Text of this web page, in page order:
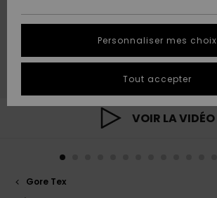
A
Découvrir
A
Découvrir
tailles
conversation
pour
QUIKSILVER
VOIR LA VIDÉO
Gore Tex
Personnaliser mes choix
Tout accepter